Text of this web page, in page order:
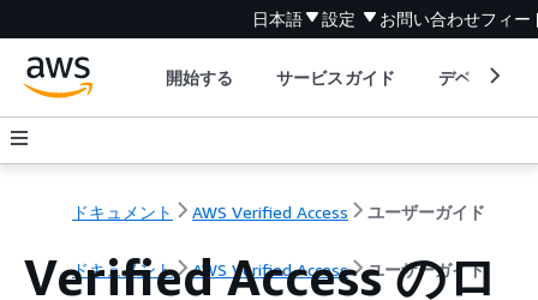
日本語 設定 お問い合わせフィー
開始する サービスガイド デベロッパ
ドキュメント AWS Verified Access ユーザーガイド
ドキュメント AWS Verified Access ユーザーガイド
Verified Access のロ